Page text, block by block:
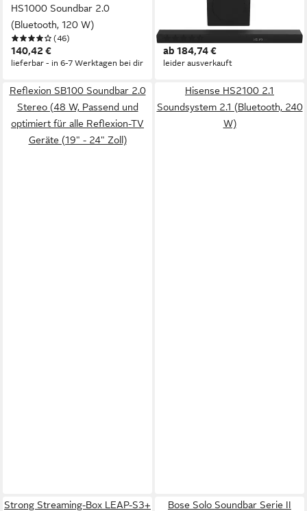
HS1000 Soundbar 2.0
(Bluetooth, 120 W)
(46)
140,42 €
lieferbar - in 6-7 Werktagen bei dir
HS3100 3.1 Soundsystem
ab 184,74 €
leider ausverkauft
Reflexion SB100 Soundbar 2.0
Stereo (48 W, Passend und
optimiert für alle Reflexion-TV
Geräte (19" - 24" Zoll)
Hisense HS2100 2.1
Soundsystem 2.1 (Bluetooth, 240
W)
Strong Streaming-Box LEAP-S3+
Bose Solo Soundbar Serie II